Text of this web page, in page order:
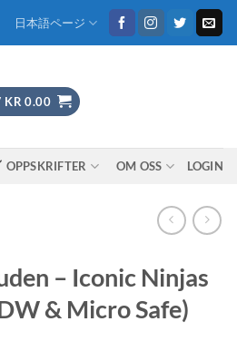
日本語ページ
KR 0.00
OPPSKRIFTER OM OSS LOGIN
– Iconic Ninjas
& Micro Safe)